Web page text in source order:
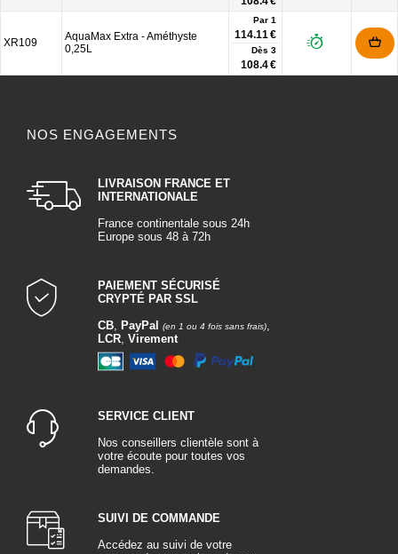
XR109
AquaMax Extra - Améthyste
0,25L
Par 1
114.11 €
Dès 3
108.4 €
NOS ENGAGEMENTS
LIVRAISON FRANCE ET
INTERNATIONALE
France continentale sous 24h
Europe sous 48 à 72h
PAIEMENT SÉCURISÉ
CRYPTÉ PAR SSL
CB, PayPal (en 1 ou 4 fois sans frais),
LCR, Virement
SERVICE CLIENT
Nos conseillers clientèle sont à
votre écoute pour toutes vos
demandes.
SUIVI DE COMMANDE
Accédez au suivi de votre